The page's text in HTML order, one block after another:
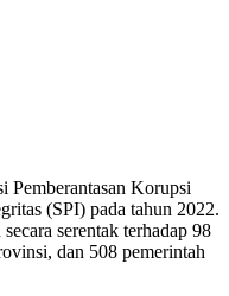
Korupsi
(SPI) pada tahun 2022.
serentak terhadap 98
dan 508 pemerintah